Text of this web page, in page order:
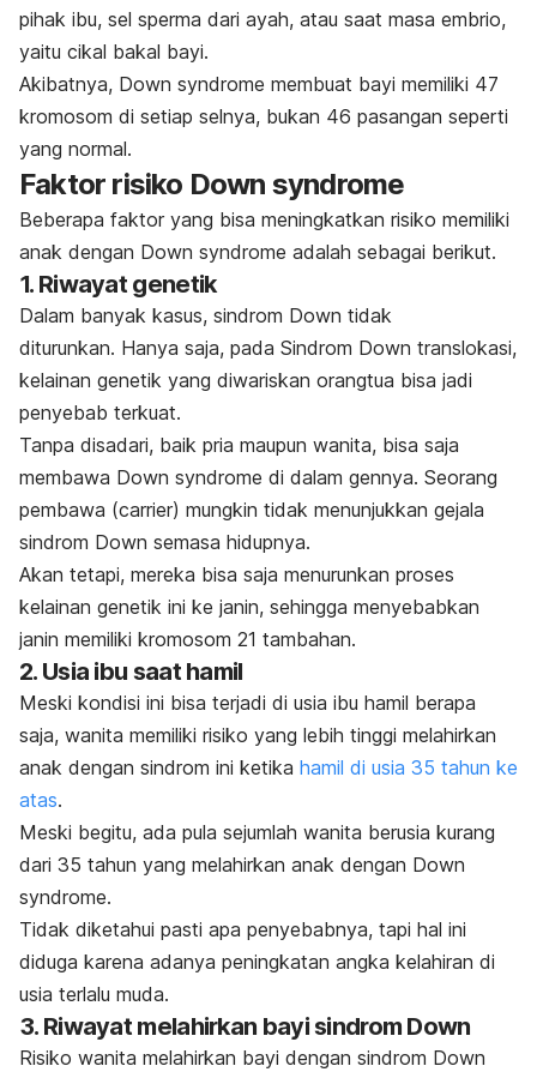
pihak ibu, sel sperma dari ayah, atau saat masa embrio,
yaitu cikal bakal bayi.
Akibatnya, Down syndrome membuat bayi memiliki 47
kromosom di setiap selnya, bukan 46 pasangan seperti
yang normal.
Faktor risiko Down syndrome
Beberapa faktor yang bisa meningkatkan risiko memiliki
anak dengan Down syndrome adalah sebagai berikut.
1. Riwayat genetik
Dalam banyak kasus, sindrom Down tidak
diturunkan. Hanya saja, pada Sindrom Down translokasi,
kelainan genetik yang diwariskan orangtua bisa jadi
penyebab terkuat.
Tanpa disadari, baik pria maupun wanita, bisa saja
membawa Down syndrome di dalam gennya. Seorang
pembawa (carrier) mungkin tidak menunjukkan gejala
sindrom Down semasa hidupnya.
Akan tetapi, mereka bisa saja menurunkan proses
kelainan genetik ini ke janin, sehingga menyebabkan
janin memiliki kromosom 21 tambahan.
2. Usia ibu saat hamil
Meski kondisi ini bisa terjadi di usia ibu hamil berapa
saja, wanita memiliki risiko yang lebih tinggi melahirkan
anak dengan sindrom ini ketika hamil di usia 35 tahun ke
atas.
Meski begitu, ada pula sejumlah wanita berusia kurang
dari 35 tahun yang melahirkan anak dengan Down
syndrome.
Tidak diketahui pasti apa penyebabnya, tapi hal ini
diduga karena adanya peningkatan angka kelahiran di
usia terlalu muda.
3. Riwayat melahirkan bayi sindrom Down
Risiko wanita melahirkan bayi dengan sindrom Down